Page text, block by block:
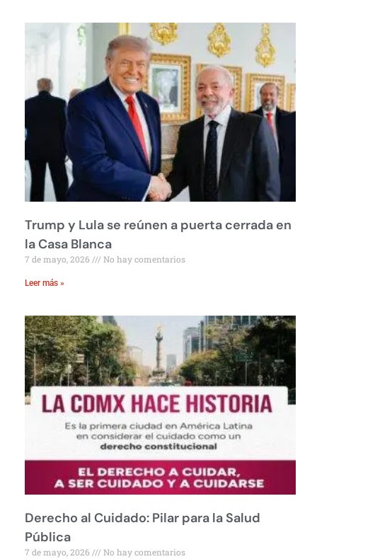
Trump y Lula se reúnen a puerta cerrada en
la Casa Blanca
7 de mayo, 2026 No hay comentarios
Leer más »
Derecho al Cuidado: Pilar para la Salud
Pública
7 de mayo, 2026 No hay comentarios